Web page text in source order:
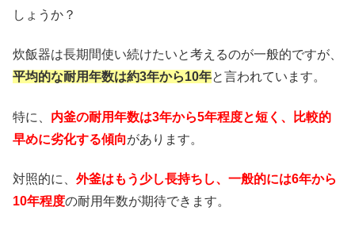
しょうか？
炊飯器は長期間使い続けたいと考えるのが一般的ですが、
平均的な耐用年数は約3年から10年と言われています。
特に、 内釜の耐用年数は3年から5年程度と短く、比較的
早めに劣化する傾向があります。
対照的に、 外釜はもう少し長持ちし、一般的には6年から
10年程度の耐用年数が期待できます。